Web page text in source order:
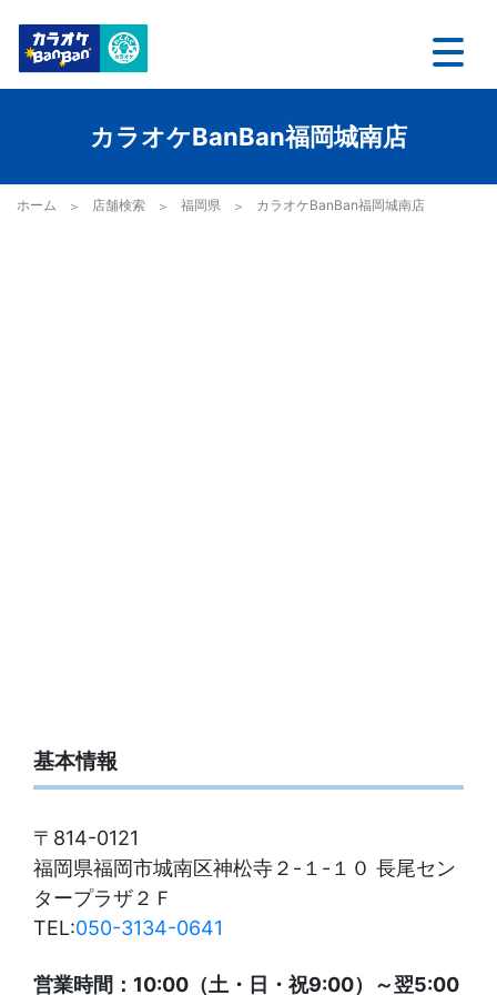
カラオケBanBan福岡城南店
ホーム 店舗検索 福岡県 カラオケBanBan福岡城南店
基本情報
〒814-0121
福岡県福岡市城南区神松寺２-１-１０ 長尾セン
タープラザ２Ｆ
TEL:050-3134-0641
営業時間：10:00（土・日・祝9:00）～翌5:00